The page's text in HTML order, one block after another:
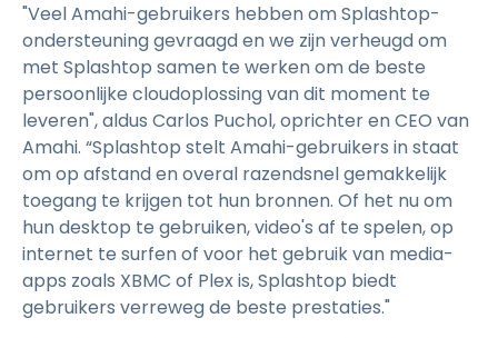
"Veel Amahi-gebruikers hebben om Splashtop-
ondersteuning gevraagd en we zijn verheugd om
met Splashtop samen te werken om de beste
persoonlijke cloudoplossing van dit moment te
leveren", aldus Carlos Puchol, oprichter en CEO van
Amahi. “Splashtop stelt Amahi-gebruikers in staat
om op afstand en overal razendsnel gemakkelijk
toegang te krijgen tot hun bronnen. Of het nu om
hun desktop te gebruiken, video's af te spelen, op
internet te surfen of voor het gebruik van media-
apps zoals XBMC of Plex is, Splashtop biedt
gebruikers verreweg de beste prestaties."